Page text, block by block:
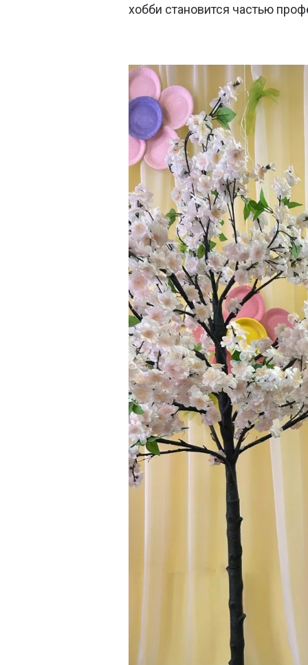
хобби становится частью